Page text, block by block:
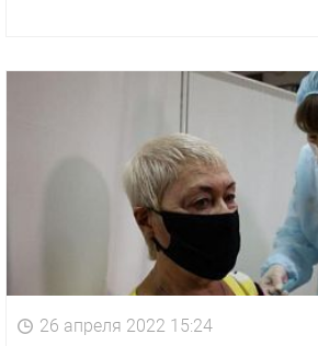
26 апреля 2022 15:24